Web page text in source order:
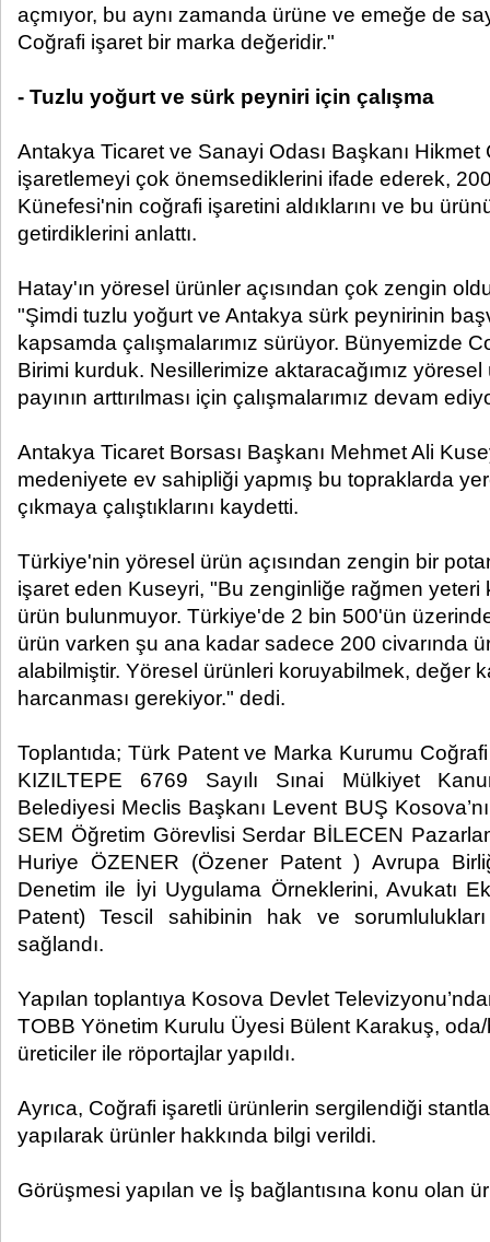
açmıyor, bu aynı zamanda ürüne ve emeğe de
Coğrafi işaret bir marka değeridir."
- Tuzlu yoğurt ve sürk peyniri için çalışma
Antakya Ticaret ve Sanayi Odası Başkanı
işaretlemeyi çok önemsediklerini ifade ederek,
Künefesi'nin coğrafi işaretini aldıklarını ve bu
getirdiklerini anlattı.
Hatay'ın yöresel ürünler açısından çok zengin
"Şimdi tuzlu yoğurt ve Antakya sürk peynirinin
kapsamda çalışmalarımız sürüyor. Bünyemizde
Birimi kurduk. Nesillerimize aktaracağımız
payının arttırılması için çalışmalarımız devam
Antakya Ticaret Borsası Başkanı Mehmet Ali
medeniyete ev sahipliği yapmış bu topraklarda
çıkmaya çalıştıklarını kaydetti.
Türkiye'nin yöresel ürün açısından zengin bir
işaret eden Kuseyri, "Bu zenginliğe rağmen yeteri
ürün bulunmuyor. Türkiye'de 2 bin 500'ün
ürün varken şu ana kadar sadece 200 civarında
alabilmiştir. Yöresel ürünleri koruyabilmek, değer
harcanması gerekiyor." dedi.
Toplantıda; Türk Patent ve Marka Kurumu
KIZILTEPE 6769 Sayılı Sınai Mülkiyet
Belediyesi Meclis Başkanı Levent BUŞ
SEM Öğretim Görevlisi Serdar BİLECEN
Huriye ÖZENER (Özener Patent ) Avrupa
Denetim ile İyi Uygulama Örneklerini, Avukatı
Patent) Tescil sahibinin hak ve sorumlulukları
sağlandı.
Yapılan toplantıya Kosova Devlet
TOBB Yönetim Kurulu Üyesi Bülent Karakuş,
üreticiler ile röportajlar yapıldı.
Ayrıca, Coğrafi işaretli ürünlerin sergilendiği
yapılarak ürünler hakkında bilgi verildi.
Görüşmesi yapılan ve İş bağlantısına konu olan